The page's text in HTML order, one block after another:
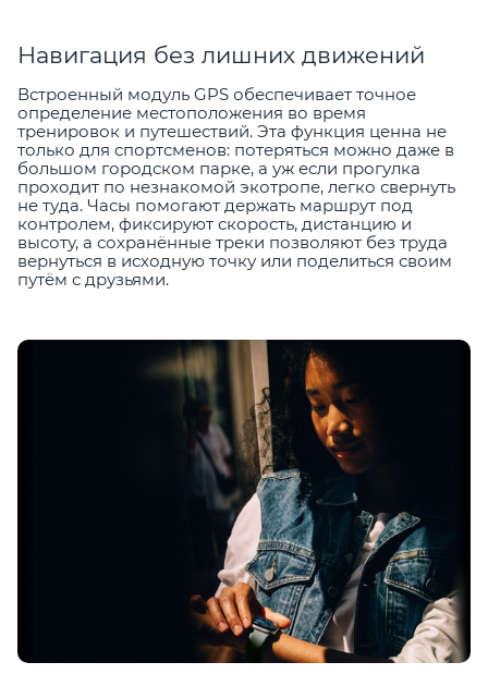
Навигация без лишних движений
Встроенный модуль GPS обеспечивает точное
определение местоположения во время
тренировок и путешествий. Эта функция ценна не
только для спортсменов: потеряться можно даже в
большом городском парке, а уж если прогулка
проходит по незнакомой экотропе, легко свернуть
не туда. Часы помогают держать маршрут под
контролем, фиксируют скорость, дистанцию и
высоту, а сохранённые треки позволяют без труда
вернуться в исходную точку или поделиться своим
путём с друзьями.